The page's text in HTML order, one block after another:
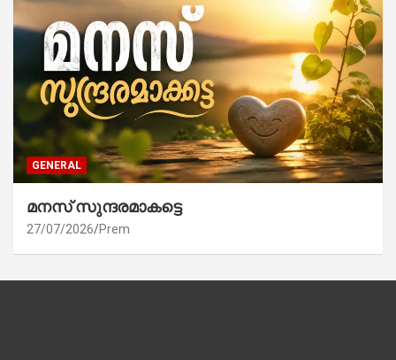
GENERAL
മനസ് സുന്ദരമാകട്ടെ
27/07/2026 Prem